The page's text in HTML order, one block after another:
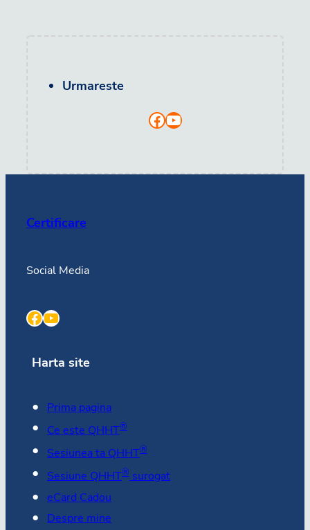
Urmareste
Facebook YouTube
Certificare
Social Media
Facebook YouTube
Harta site
Prima pagina
Ce este QHHT®
Sesiunea ta QHHT®
Sesiune QHHT®surogat
eCard Cadou
Despre mine